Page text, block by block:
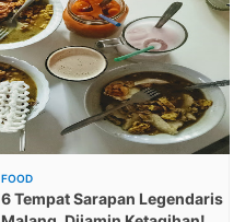
FOOD
6 Tempat Sarapan Legendaris